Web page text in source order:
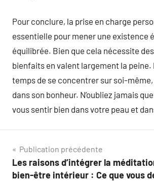
Pour conclure, la prise en charge
essentielle pour mener une existence
équilibrée. Bien que cela nécessite
bienfaits en valent largement la peine.
temps de se concentrer sur soi-même,
dans son bonheur. N’oubliez jamais
vous sentir bien dans votre peau et
Navigation
de
Publication précédente
Les raisons d’intégrer la
bien-être intérieur : Ce que vous